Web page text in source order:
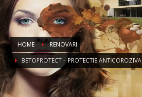
HOME
RENOVARI
BETOPROTECT – PROTECTIE ANTICOROZIVA